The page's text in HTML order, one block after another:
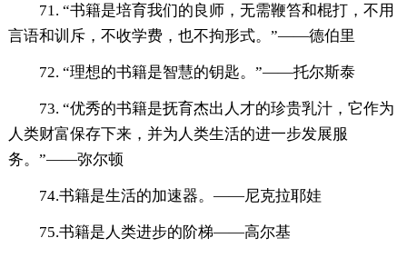
71. “书籍是培育我们的良师，无需鞭笞和棍打，不用
言语和训斥，不收学费，也不拘形式。”——德伯里
72. “理想的书籍是智慧的钥匙。”——托尔斯泰
73. “优秀的书籍是抚育杰出人才的珍贵乳汁，它作为
人类财富保存下来，并为人类生活的进一步发展服
务。”——弥尔顿
74.书籍是生活的加速器。——尼克拉耶娃
75.书籍是人类进步的阶梯——高尔基